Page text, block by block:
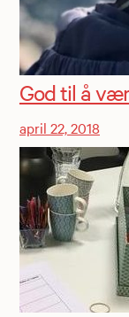
God til å
april 22, 2018